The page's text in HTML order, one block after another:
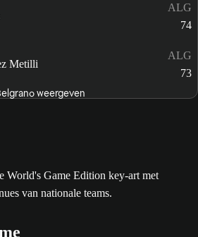
ALG
74
Metilli
ALG
73
weergeven